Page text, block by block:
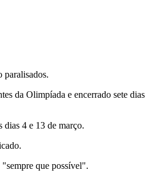
paralisados.
da Olimpíada e encerrado sete dias
dias 4 e 13 de março.
que possível".